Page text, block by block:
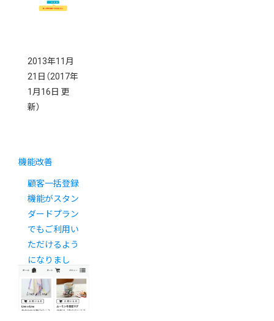
ビュー
2013年11月
21日 （2017年
1月16日 更
新）
機能改善
顧客一括登録
機能がスタン
ダードプラン
でもご利用い
ただけるよう
になりまし
た。